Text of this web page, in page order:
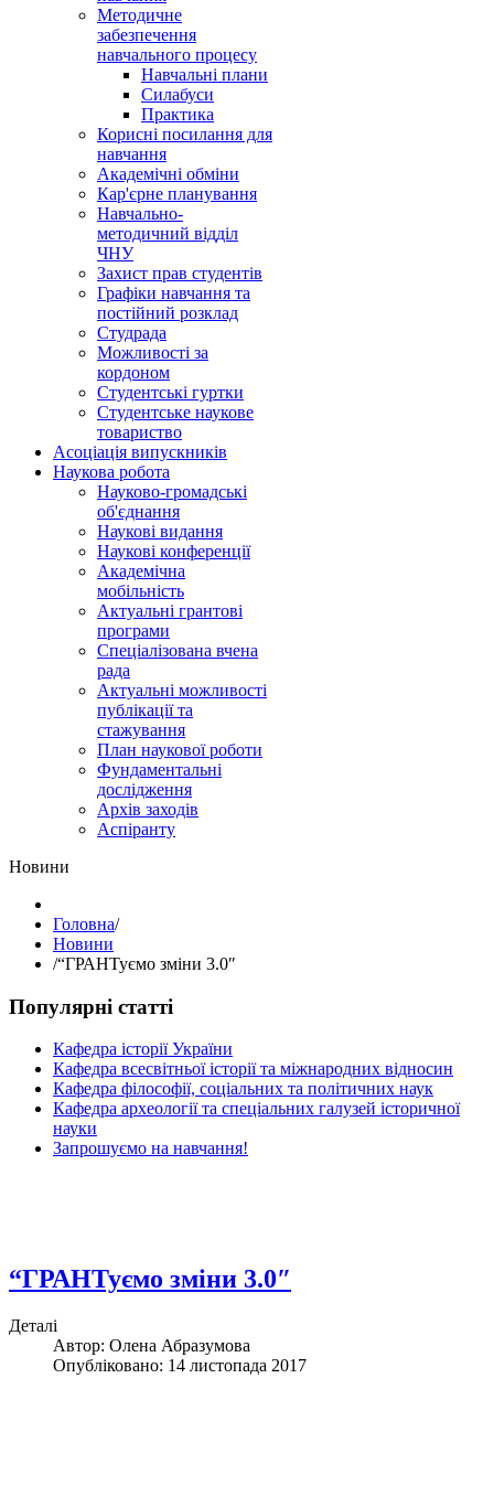
Методичне
забезпечення
навчального процесу
Навчальні плани
Силабуси
Практика
Корисні посилання для
навчання
Академічні обміни
Кар'єрне планування
Навчально-
методичний відділ
ЧНУ
Захист прав студентів
Графіки навчання та
постійний розклад
Студрада
Можливості за
кордоном
Студентські гуртки
Студентське наукове
товариство
Асоціація випускників
Наукова робота
Науково-громадські
об'єднання
Наукові видання
Наукові конференції
Академічна
мобільність
Актуальні грантові
програми
Спеціалізована вчена
рада
Актуальні можливості
публікації та
стажування
План наукової роботи
Фундаментальні
дослідження
Архів заходів
Аспіранту
Hовини
Головна/
Hовини
/“ГРАНТуємо зміни 3.0″
Популярні статті
Кафедра історії України
Кафедра всесвітньої історії та міжнародних відносин
Кафедра філософії, соціальних та політичних наук
Кафедра археології та спеціальних галузей історичної
науки
Запрошуємо на навчання!
“ГРАНТуємо зміни 3.0″
Деталі
Автор: Олена Абразумова
Опубліковано: 14 листопада 2017